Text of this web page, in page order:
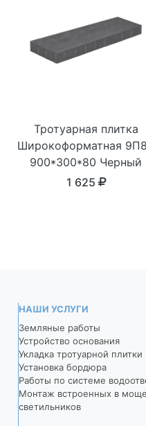
Тротуарная плитка
Широкоформатная
900*300*80 Черный
1 625
НАШИ УСЛУГИ
Земляные работы
Устройство основания
Укладка тротуарной плитки
Установка бордюра
Работы по системе
Монтаж встроенных в
светильников